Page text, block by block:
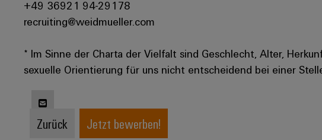
+49 36921 94-29178
recruiting@weidmueller.com
* Im Sinne der Charta der Vielfalt sind Geschlecht, Alter,
sexuelle Orientierung für uns nicht entscheidend bei einer
Zurück Jetzt bewerben!